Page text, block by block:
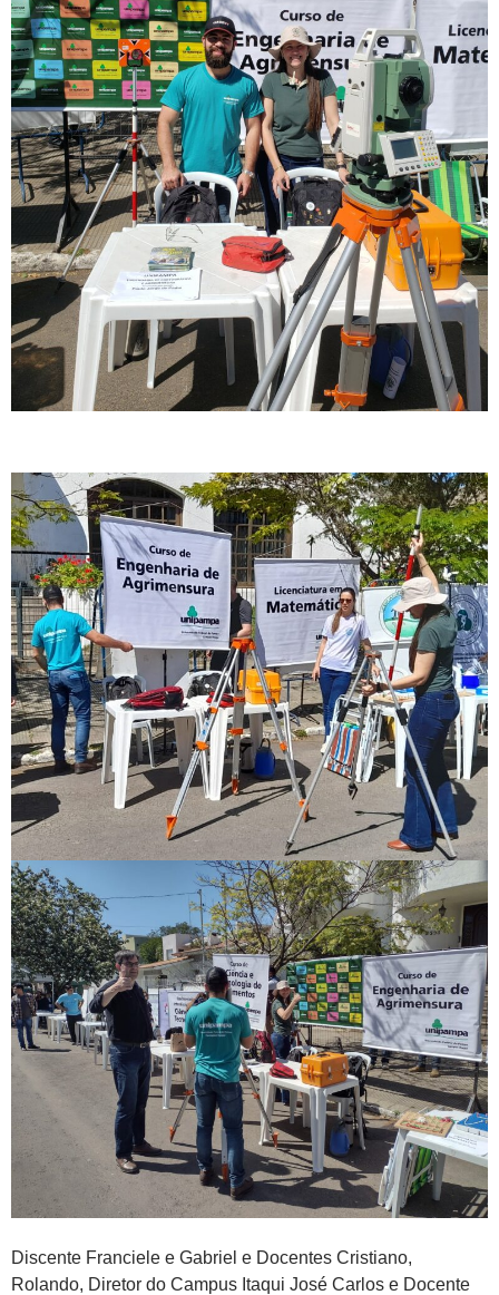
Discente Franciele e Gabriel e Docentes Cristiano,
Rolando, Diretor do Campus Itaqui José Carlos e Docente